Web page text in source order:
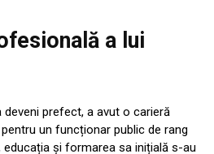
a lui
deveni prefect, a avut o carieră
un funcționar public de rang
și formarea sa inițială s-au